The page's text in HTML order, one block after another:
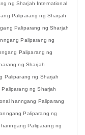
ng Sharjah International
Paliparang ng Sharjah
Paliparang ng Sharjah
Paliparang ng
Paliparang ng
ng Sharjah
Paliparang ng Sharjah
ng Sharjah
hanngang Paliparang
Paliparang ng
Paliparang ng